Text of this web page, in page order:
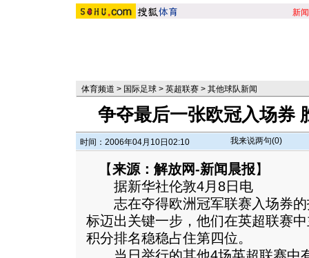
新闻
体育频道 > 国际足球 > 英超联赛 > 其他球队新闻
争夺最后一张欧冠入场券
时间：2006年04月10日02:10 我来说两句(0)
【来源：解放网-新闻晨报】
据新华社伦敦4月8日电
志在夺得欧洲冠军联赛入场券的
标迈出关键一步，他们在英超联赛
积分排名稳稳占住第四位。